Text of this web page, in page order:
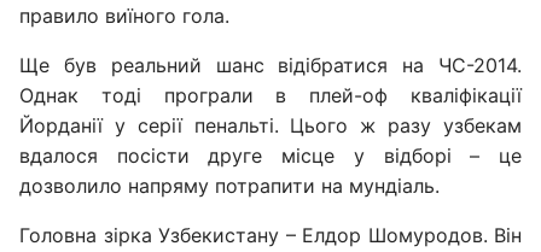
правило виїного гола.
Ще був реальний шанс відібратися на ЧС-2014.
Однак тоді програли в плей-оф кваліфікації
Йорданії у серії пенальті. Цього ж разу узбекам
вдалося посісти друге місце у відборі – це
дозволило напряму потрапити на мундіаль.
Головна зірка Узбекистану – Елдор Шомуродов. Він